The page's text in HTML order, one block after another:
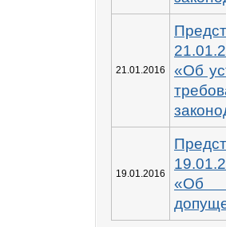
21.01.2016
«Об
19.01.2016
«Об